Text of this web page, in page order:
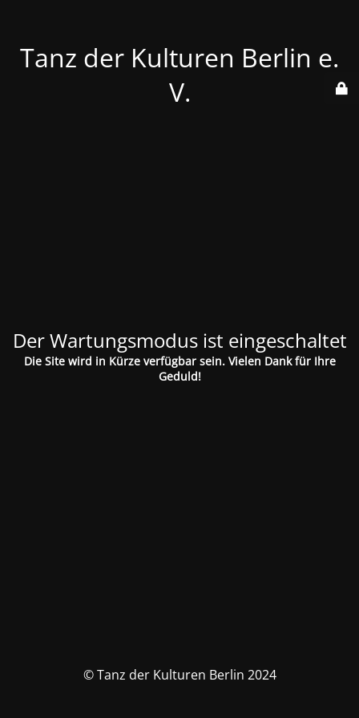
Tanz der Kulturen Berlin e.
V.
Der Wartungsmodus ist eingeschaltet
Die Site wird in Kürze verfügbar sein. Vielen Dank für Ihre
Geduld!
© Tanz der Kulturen Berlin 2024